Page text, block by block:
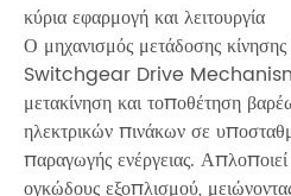
κύρια εφαρμογή και λειτουργία
Ο μηχανισμός μετάδοσης
Switchgear Drive Mechanism
μετακίνηση και τοποθέτηση
ηλεκτρικών πινάκων σε
παραγωγής ενέργειας.
ογκώδους εξοπλισμού,